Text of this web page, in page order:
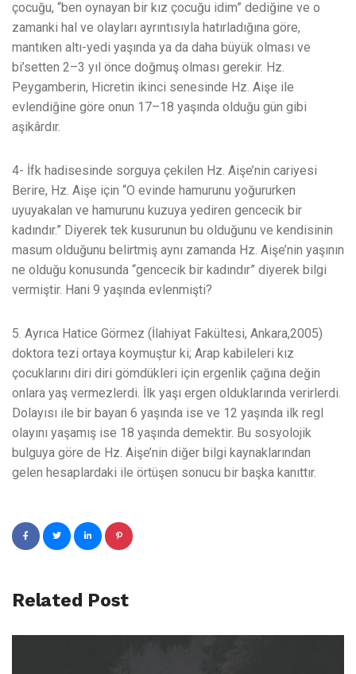
çocuğu, “ben oynayan bir kız çocuğu idim” dediğine ve o
zamanki hal ve olayları ayrıntısıyla hatırladığına göre,
mantıken altı-yedi yaşında ya da daha büyük olması ve
bi’setten 2–3 yıl önce doğmuş olması gerekir. Hz.
Peygamberin, Hicretin ikinci senesinde Hz. Aişe ile
evlendiğine göre onun 17–18 yaşında olduğu gün gibi
aşikârdır.
4- İfk hadisesinde sorguya çekilen Hz. Aişe’nin cariyesi
Berire, Hz. Aişe için “O evinde hamurunu yoğururken
uyuyakalan ve hamurunu kuzuya yediren gencecik bir
kadındır.” Diyerek tek kusurunun bu olduğunu ve kendisinin
masum olduğunu belirtmiş aynı zamanda Hz. Aişe’nin yaşının
ne olduğu konusunda “gencecik bir kadındır” diyerek bilgi
vermiştir. Hani 9 yaşında evlenmişti?
5. Ayrıca Hatice Görmez (İlahiyat Fakültesi, Ankara,2005)
doktora tezi ortaya koymuştur ki; Arap kabileleri kız
çocuklarını diri diri gömdükleri için ergenlik çağına değin
onlara yaş vermezlerdi. İlk yaşı ergen olduklarında verirlerdi.
Dolayısı ile bir bayan 6 yaşında ise ve 12 yaşında ilk regl
olayını yaşamış ise 18 yaşında demektir. Bu sosyolojik
bulguya göre de Hz. Aişe’nin diğer bilgi kaynaklarından
gelen hesaplardaki ile örtüşen sonucu bir başka kanıttır.
Related Post